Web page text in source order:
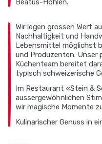
Wir legen grossen Wert
Nachhaltigkeit und
Lebensmittel möglichst
und Produzenten. Unser
Küchenteam bereitet
typisch schweizerische
Im Restaurant «Stein &
aussergewöhnlichen
wir magische Momente
Kulinarischer Genuss in